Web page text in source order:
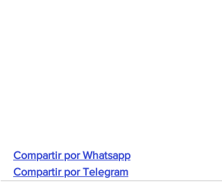
Compartir por Whatsapp
Compartir por Telegram